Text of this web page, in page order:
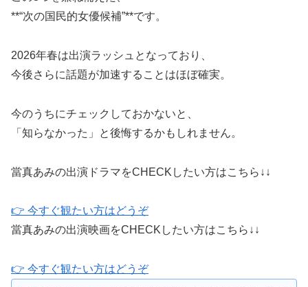
**“次の国民的女優候補”**です。
2026年春は出演ラッシュとなっており、
今後さらに話題が加速することはほぼ確実。
今のうちにチェックしておかないと、
「知らなかった」と後悔するかもしれません。
當真あみの出演ドラマをCHECKしたい方はこちら↓↓
👉 今すぐ観たい方はどうぞ
當真あみの出演映画をCHECKしたい方はこちら↓↓
👉 今すぐ観たい方はどうぞ